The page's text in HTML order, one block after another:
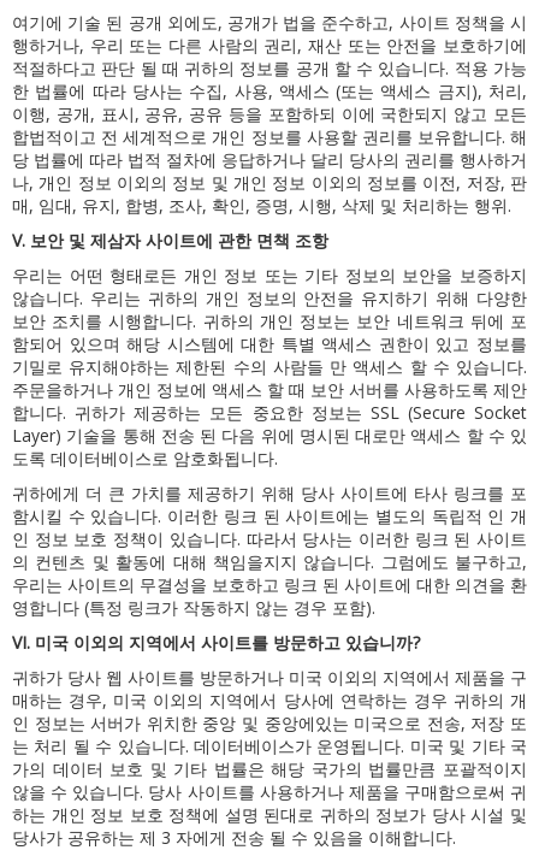
여기에 기술 된 공개 외에도, 공개가 법을 준수하고, 사이트 정책을 시
행하거나, 우리 또는 다른 사람의 권리, 재산 또는 안전을 보호하기에
적절하다고 판단 될 때 귀하의 정보를 공개 할 수 있습니다. 적용 가능
한 법률에 따라 당사는 수집, 사용, 액세스 (또는 액세스 금지), 처리,
이행, 공개, 표시, 공유, 공유 등을 포함하되 이에 국한되지 않고 모든
합법적이고 전 세계적으로 개인 정보를 사용할 권리를 보유합니다. 해
당 법률에 따라 법적 절차에 응답하거나 달리 당사의 권리를 행사하거
나, 개인 정보 이외의 정보 및 개인 정보 이외의 정보를 이전, 저장, 판
매, 임대, 유지, 합병, 조사, 확인, 증명, 시행, 삭제 및 처리하는 행위.
V. 보안 및 제삼자 사이트에 관한 면책 조항
우리는 어떤 형태로든 개인 정보 또는 기타 정보의 보안을 보증하지
않습니다. 우리는 귀하의 개인 정보의 안전을 유지하기 위해 다양한
보안 조치를 시행합니다. 귀하의 개인 정보는 보안 네트워크 뒤에 포
함되어 있으며 해당 시스템에 대한 특별 액세스 권한이 있고 정보를
기밀로 유지해야하는 제한된 수의 사람들 만 액세스 할 수 있습니다.
주문을하거나 개인 정보에 액세스 할 때 보안 서버를 사용하도록 제안
합니다. 귀하가 제공하는 모든 중요한 정보는 SSL (Secure Socket
Layer) 기술을 통해 전송 된 다음 위에 명시된 대로만 액세스 할 수 있
도록 데이터베이스로 암호화됩니다.
귀하에게 더 큰 가치를 제공하기 위해 당사 사이트에 타사 링크를 포
함시킬 수 있습니다. 이러한 링크 된 사이트에는 별도의 독립적 인 개
인 정보 보호 정책이 있습니다. 따라서 당사는 이러한 링크 된 사이트
의 컨텐츠 및 활동에 대해 책임을지지 않습니다. 그럼에도 불구하고,
우리는 사이트의 무결성을 보호하고 링크 된 사이트에 대한 의견을 환
영합니다 (특정 링크가 작동하지 않는 경우 포함).
VI. 미국 이외의 지역에서 사이트를 방문하고 있습니까?
귀하가 당사 웹 사이트를 방문하거나 미국 이외의 지역에서 제품을 구
매하는 경우, 미국 이외의 지역에서 당사에 연락하는 경우 귀하의 개
인 정보는 서버가 위치한 중앙 및 중앙에있는 미국으로 전송, 저장 또
는 처리 될 수 있습니다. 데이터베이스가 운영됩니다. 미국 및 기타 국
가의 데이터 보호 및 기타 법률은 해당 국가의 법률만큼 포괄적이지
않을 수 있습니다. 당사 사이트를 사용하거나 제품을 구매함으로써 귀
하는 개인 정보 보호 정책에 설명 된대로 귀하의 정보가 당사 시설 및
당사가 공유하는 제 3 자에게 전송 될 수 있음을 이해합니다.